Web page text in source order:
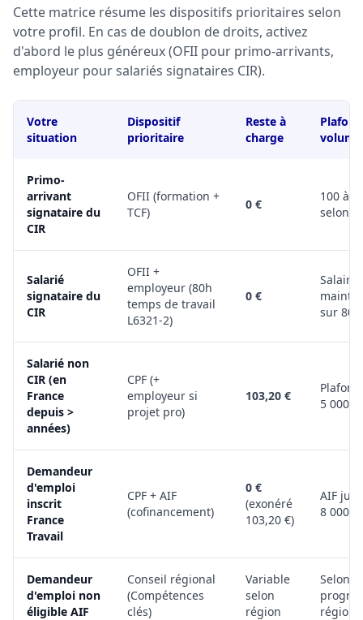
Cette matrice résume les dispositifs prioritaires selon
votre profil. En cas de doublon de droits, activez
d'abord le plus généreux (OFII pour primo-arrivants,
employeur pour salariés signataires CIR).
Votre
situation
Dispositif
prioritaire
Reste à
charge
volume
Primo-
arrivant
signataire du
CIR
OFII (formation +
TCF)
0 €
100 à
selon
Salarié
signataire du
CIR
OFII +
employeur (80h
temps de travail
L6321-2)
0 €
Salaire
sur 80h
Salarié non
CIR (en
France
depuis >
années)
CPF (+
employeur si
projet pro)
103,20 €
Plafond
5 000 €
Demandeur
d'emploi
inscrit
France
Travail
CPF + AIF
(cofinancement)
0 €
(exonéré
103,20 €)
AIF
8 000 €
Demandeur
d'emploi non
éligible AIF
Conseil régional
(Compétences
clés)
Variable
selon
région
Selon